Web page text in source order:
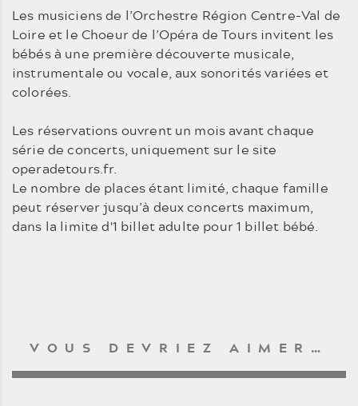
Les musiciens de l’Orchestre Région Centre-Val de
Loire et le Choeur de l’Opéra de Tours invitent les
bébés à une première découverte musicale,
instrumentale ou vocale, aux sonorités variées et
colorées.
Les réservations ouvrent un mois avant chaque
série de concerts, uniquement sur le site
operadetours.fr.
Le nombre de places étant limité, chaque famille
peut réserver jusqu’à deux concerts maximum,
dans la limite d'1 billet adulte pour 1 billet bébé.
VOUS DEVRIEZ AIMER…